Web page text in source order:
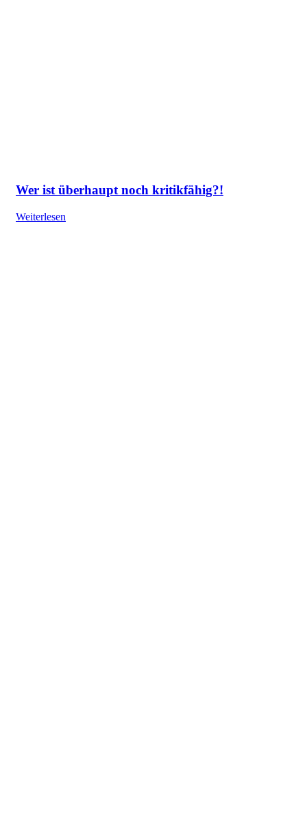
Wer ist überhaupt noch kritikfähig?!
Weiterlesen